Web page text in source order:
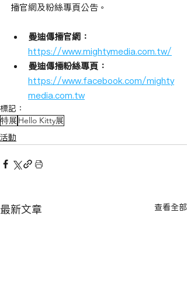
播官網及粉絲專頁公告。
曼迪傳播官網：
https://www.mightymedia.com.tw/
曼迪傳播粉絲專頁：
https://www.facebook.com/mighty
media.com.tw
標記：
特展 Hello Kitty展
活動
最新文章 查看全部